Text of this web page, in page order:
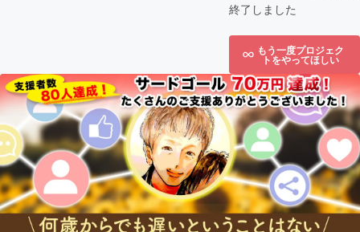
終了しました
もう一度プロジェク
トをやってほしい